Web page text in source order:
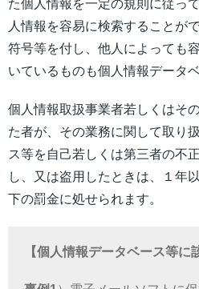
た個人情報を一定の規則に従っ
人情報を容易に検索することが
符号等を付し、他人によっても
いているものも個人情報データ
個人情報取扱事業者若しくはそ
た者が、その業務に関して取り
ス等を自己若しくは第三者の不
し、又は盗用したときは、１年
下の罰金に処せられます。
【個人情報データベース等に